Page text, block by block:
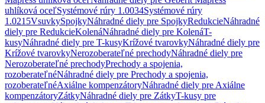
uhlíková oceľSystémové rúry 1.0034Systémové rúry
1.0215VsuvkySpojkyNáhradné diely pre SpojkyRedukcieNáhradné
diely pre RedukcieKolenáNáhradné diely pre KolenáT-
kusyNáhradné diely pre T-kusyKrížové tvarovkyNáhradné diely pre
Krížové tvarovkyNerozoberateľné prechodyNáhradné diely pre
Nerozoberateľné prechodyPrechody a spojenia,
rozoberateľnéNáhradné diely pre Prechody a spojenia,
rozoberateľnéAxiálne kompenzátoryNáhradné diely pre Axiálne
kompenzátoryZátkyNáhradné diely pre ZátkyT-kusy pre